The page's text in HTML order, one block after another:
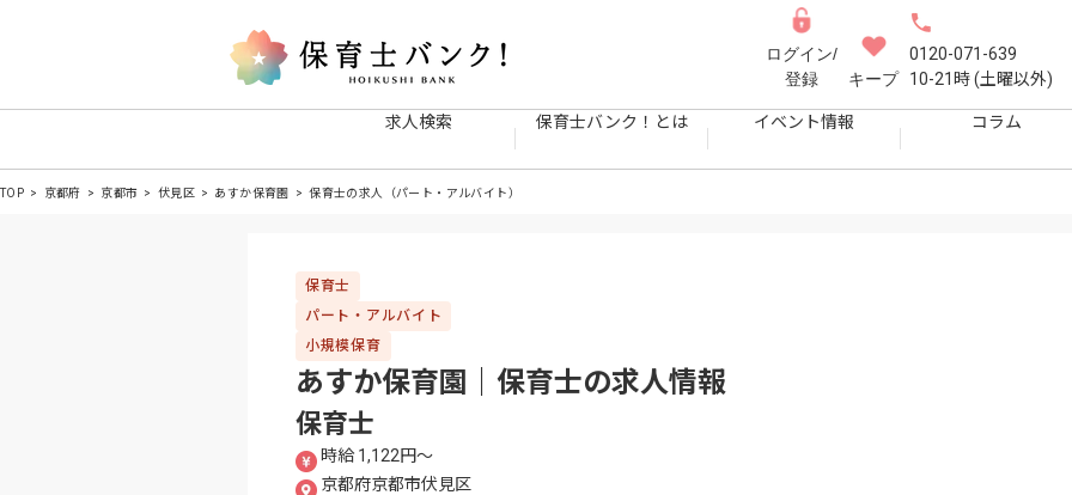
ログイン/
登録
キープ
0120-071-639
10-21時 (土曜以外)
求人検索 保育士バンク！とは イベント情報 コラム
TOP 京都府 京都市 伏見区 あすか保育園 保育士の求人（パート・アルバイト）
保育士
パート・アルバイト
小規模保育
あすか保育園｜保育士の求人情報
保育士
時給 1,122円〜
京都府京都市伏見区